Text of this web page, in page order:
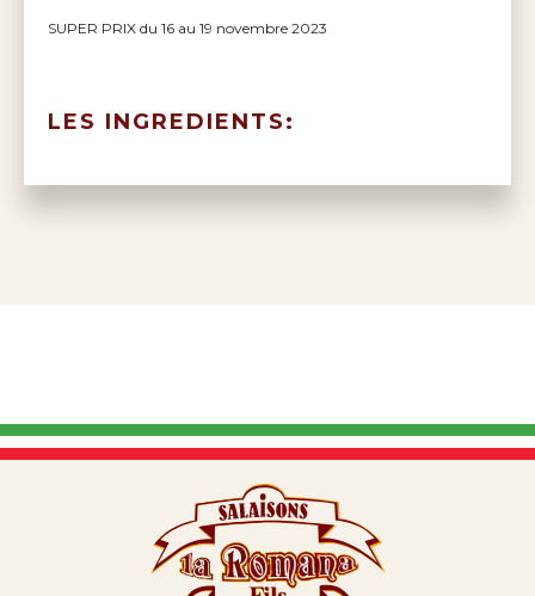
SUPER PRIX du 16 au 19 novembre 2023
LES INGREDIENTS: